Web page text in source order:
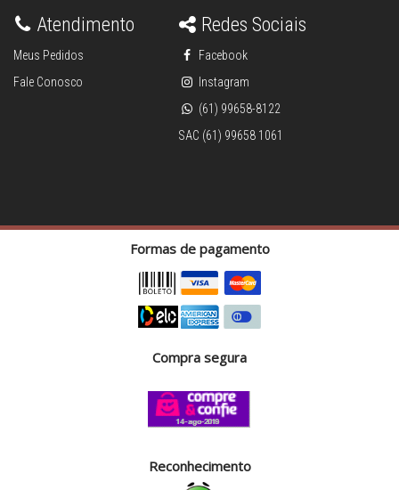
Atendimento
Meus Pedidos
Fale Conosco
Redes Sociais
Facebook
Instagram
(61) 99658-8122
SAC (61) 99658 1061
Formas de pagamento
Compra segura
Reconhecimento